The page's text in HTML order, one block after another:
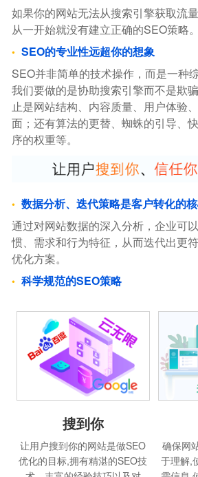
如果你的网站无法从搜索引擎获取流
从一开始就没有建立正确的SEO策略。
SEO的专业性远超你的想象
SEO并非简单的技术操作，而是一种
我们要做的是协助搜索引擎而不是欺
止是网站结构、内容质量、用户体验
面；还有算法的更替、蜘蛛的引导、
序的权重等。
数据分析、迭代策略是客户转化的
通过对网站数据的深入分析，企业可
惯、需求和行为特征，从而迭代出更
优化方案。
科学规范的SEO策略
搜到你
让用户搜到你的网站是做SEO
优化的目标,拥有精湛的SEO技
确保网
于理解,